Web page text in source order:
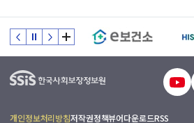
개인정보처리방침저작권정책뷰어다운로드RSS